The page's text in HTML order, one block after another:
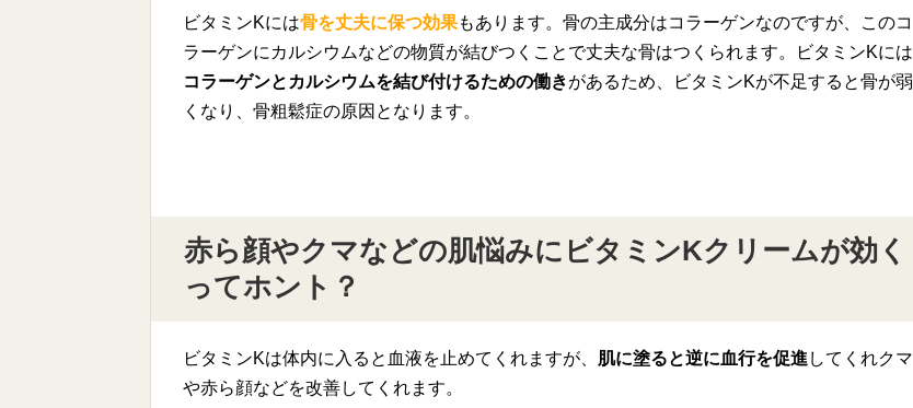
ビタミンKには骨を丈夫に保つ効果もあります。骨の主成分はコラーゲンなのですが、このコ
ラーゲンにカルシウムなどの物質が結びつくことで丈夫な骨はつくられます。ビタミンKには
コラーゲンとカルシウムを結び付けるための働きがあるため、ビタミンKが不足すると骨が弱
くなり、骨粗鬆症の原因となります。
赤ら顔やクマなどの肌悩みにビタミンKクリームが効く
ってホント？
ビタミンKは体内に入ると血液を止めてくれますが、 肌に塗ると逆に血行を促進 してくれクマ
や赤ら顔などを改善してくれます。